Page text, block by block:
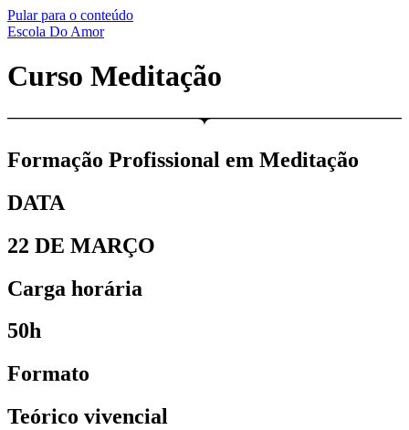
Pular para o conteúdo
Escola Do Amor
Curso Meditação
Formação Profissional em Meditação
DATA
22 DE MARÇO
Carga horária
50h
Formato
Teórico vivencial